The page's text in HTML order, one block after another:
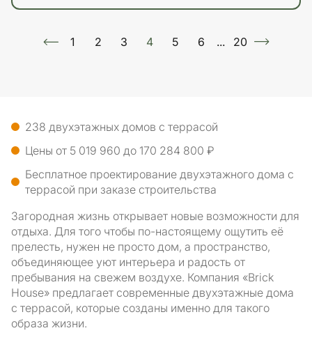
1 2 3 4 5 6 ... 20
238 двухэтажных домов с террасой
Цены от 5 019 960 до 170 284 800 ₽
Бесплатное проектирование двухэтажного дома с
террасой при заказе строительства
Загородная жизнь открывает новые возможности для
отдыха. Для того чтобы по-настоящему ощутить её
прелесть, нужен не просто дом, а пространство,
объединяющее уют интерьера и радость от
пребывания на свежем воздухе. Компания «Brick
House» предлагает современные двухэтажные дома
с террасой, которые созданы именно для такого
образа жизни.